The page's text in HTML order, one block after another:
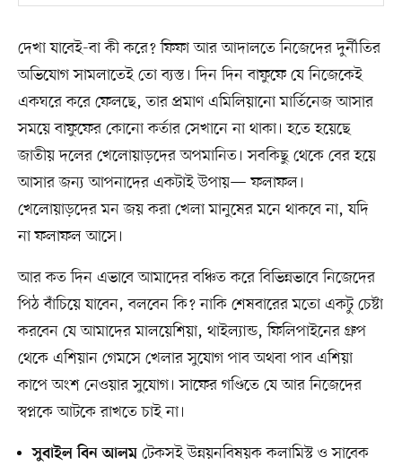
দেখা যাবেই-বা কী করে? ফিফা আর আদালতে নিজেদের দুর্নীতির
অভিযোগ সামলাতেই তো ব্যস্ত। দিন দিন বাফুফে যে নিজেকেই
একঘরে করে ফেলছে, তার প্রমাণ এমিলিয়ানো মার্তিনেজ আসার
সময়ে বাফুফের কোনো কর্তার সেখানে না থাকা। হতে হয়েছে
জাতীয় দলের খেলোয়াড়দের অপমানিত। সবকিছু থেকে বের হয়ে
আসার জন্য আপনাদের একটাই উপায়— ফলাফল।
খেলোয়াড়দের মন জয় করা খেলা মানুষের মনে থাকবে না, যদি
না ফলাফল আসে।
আর কত দিন এভাবে আমাদের বঞ্চিত করে বিভিন্নভাবে নিজেদের
পিঠ বাঁচিয়ে যাবেন, বলবেন কি? নাকি শেষবারের মতো একটু চেষ্টা
করবেন যে আমাদের মালয়েশিয়া, থাইল্যান্ড, ফিলিপাইনের গ্রুপ
থেকে এশিয়ান গেমসে খেলার সুযোগ পাব অথবা পাব এশিয়া
কাপে অংশ নেওয়ার সুযোগ। সাফের গণ্ডিতে যে আর নিজেদের
স্বপ্নকে আটকে রাখতে চাই না।
সুবাইল বিন আলমটেকসই উন্নয়নবিষয়ক কলামিস্ট ও সাবেক